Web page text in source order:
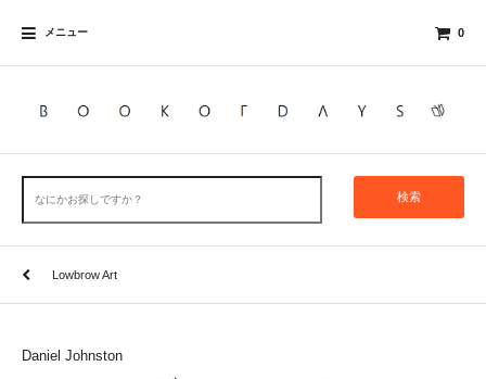
メニュー 0
検索
Lowbrow Art
Daniel Johnston